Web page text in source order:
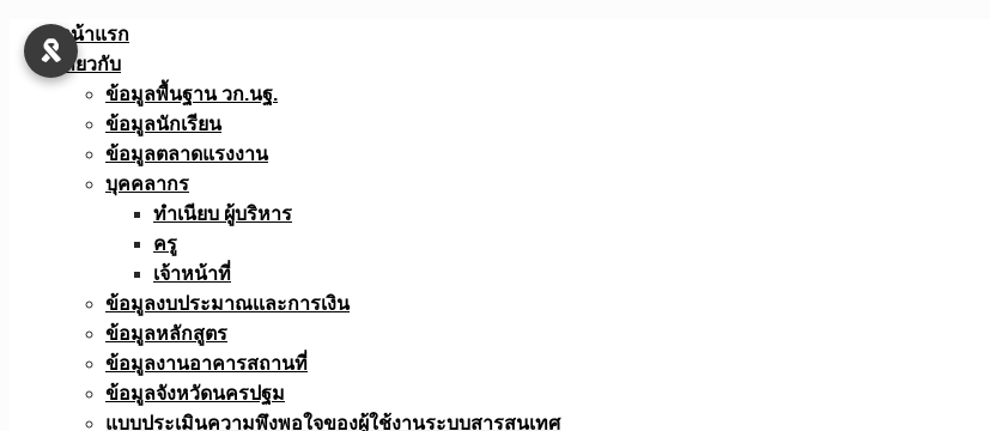
Skip
หน้าแรก
เกี่ยวกับ
ข้อมูลพื้นฐาน วก.นฐ.
ข้อมูลนักเรียน
ข้อมูลตลาดแรงงาน
บุคคลากร
ทำเนียบ ผู้บริหาร
ครู
เจ้าหน้าที่
ข้อมูลงบประมาณเเละการเงิน
ข้อมูลหลักสูตร
ข้อมูลงานอาคารสถานที่
ข้อมูลจังหวัดนครปฐม
แบบประเมินความพึงพอใจของผู้ใช้งานระบบสารสนเทศ